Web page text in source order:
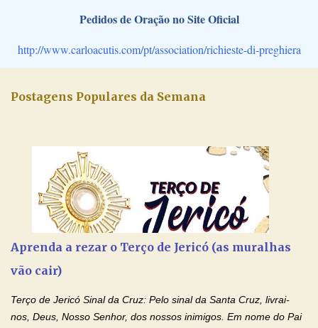
Pedidos de Oração no Site Oficial
http://www.carloacutis.com/pt/association/richieste-di-preghiera
Postagens Populares da Semana
Aprenda a rezar o Terço de Jericó (as muralhas
vão cair)
Terço de Jericó Sinal da Cruz: Pelo sinal da Santa Cruz, livrai-
nos, Deus, Nosso Senhor, dos nossos inimigos. Em nome do Pai